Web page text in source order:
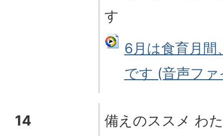
す
6月は食育月間
です (音声フ
14
備えのススメ わ